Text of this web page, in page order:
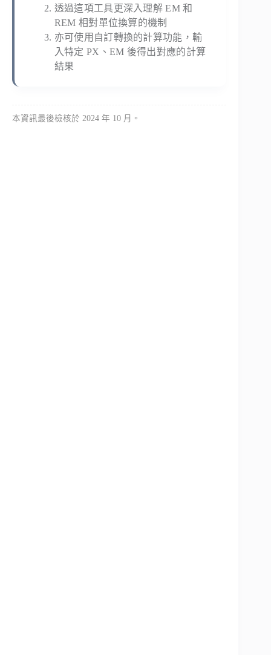
透過這項工具更深入理解 EM 和
REM 相對單位換算的機制
亦可使用自訂轉換的計算功能，輸
入特定 PX、EM 後得出對應的計算
結果
本資訊最後檢核於 2024 年 10 月。